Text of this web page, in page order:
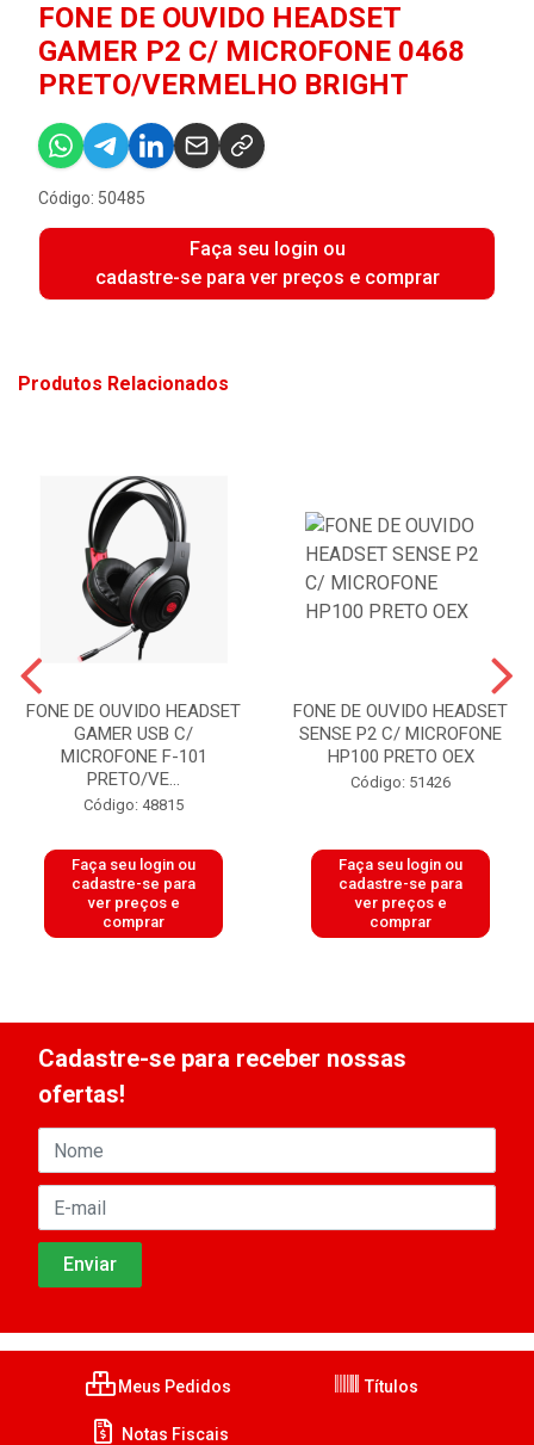
FONE DE OUVIDO HEADSET
GAMER P2 C/ MICROFONE 0468
PRETO/VERMELHO BRIGHT
Código: 50485
Faça seu login ou
cadastre-se para ver preços e comprar
Produtos Relacionados
FONE DE OUVIDO HEADSET
GAMER USB C/
MICROFONE F-101
PRETO/VE...
Código: 48815
Faça seu login ou
cadastre-se para
ver preços e
comprar
FONE DE OUVIDO HEADSET
SENSE P2 C/ MICROFONE
HP100 PRETO OEX
Código: 51426
Faça seu login ou
cadastre-se para
ver preços e
comprar
Cadastre-se para receber nossas
ofertas!
Meus Pedidos Títulos
Notas Fiscais